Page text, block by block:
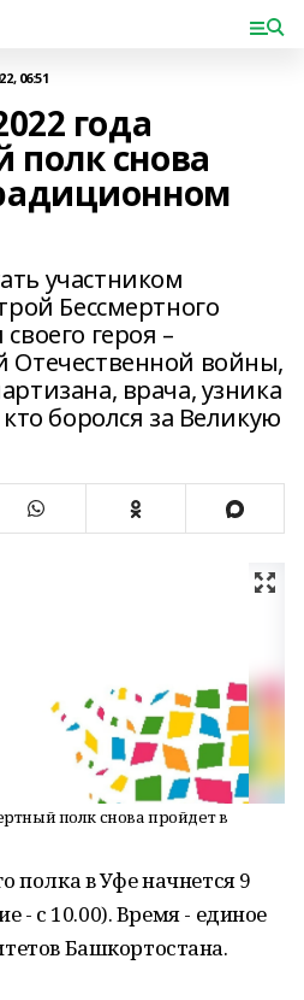
06:51
года
полк снова
участником
Бессмертного
героя –
Отечественной войны,
врача, узника
боролся за Великую
полк снова пройдет в
полка в Уфе начнется 9
- с 10.00). Время - единое
Башкортостана.